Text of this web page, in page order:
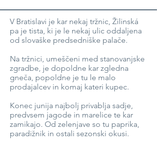
V Bratislavi je kar nekaj tržnic, Žilinská
pa je tista, ki je le nekaj ulic oddaljena
od slovaške predsedniške palače.
Na tržnici, umeščeni med stanovanjske
zgradbe, je dopoldne kar zgledna
gneča, popoldne je tu le malo
prodajalcev in komaj kateri kupec.
Konec junija najbolj privablja sadje,
predvsem jagode in marelice te kar
zamikajo. Od zelenjave so tu paprika,
paradižnik in ostali sezonski okusi.